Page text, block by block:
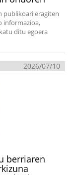
publikoari eragiten
informazioa,
ditu egoera
2026/07/10
berriaren